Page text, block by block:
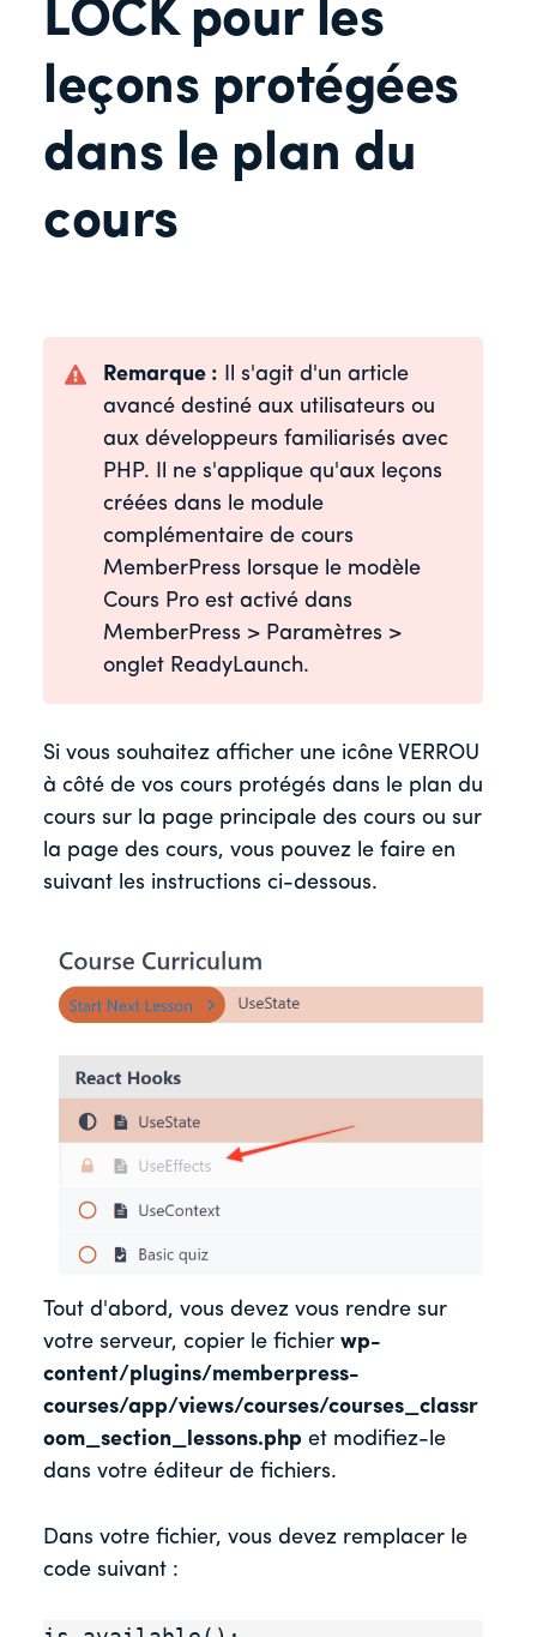
LOCK pour les
leçons protégées
dans le plan du
cours
Remarque : Il s'agit d'un article
avancé destiné aux utilisateurs ou
aux développeurs familiarisés avec
PHP. Il ne s'applique qu'aux leçons
créées dans le module
complémentaire de cours
MemberPress lorsque le modèle
Cours Pro est activé dans
MemberPress > Paramètres >
onglet ReadyLaunch.
Si vous souhaitez afficher une icône VERROU
à côté de vos cours protégés dans le plan du
cours sur la page principale des cours ou sur
la page des cours, vous pouvez le faire en
suivant les instructions ci-dessous.
Tout d'abord, vous devez vous rendre sur
votre serveur, copier le fichier wp-
content/plugins/memberpress-
courses/app/views/courses/courses_classr
oom_section_lessons.php et modifiez-le
dans votre éditeur de fichiers.
Dans votre fichier, vous devez remplacer le
code suivant :